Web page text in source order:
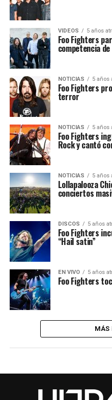
VIDEOS 5 años
Foo Fighters
competencia de
NOTICIAS 5 años
Foo Fighters
terror
NOTICIAS 5 años
Foo Fighters
Rock y cantó
NOTICIAS 5 años
Lollapalooza
conciertos
DISCOS 5 años
Foo Fighters
“Hail satin”
EN VIVO 5 años
Foo Fighters
MÁS